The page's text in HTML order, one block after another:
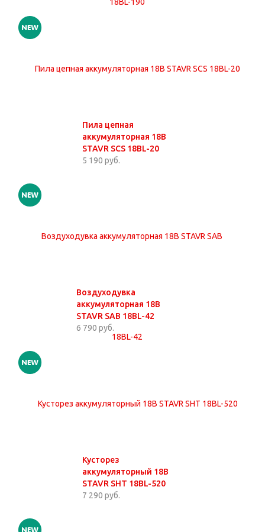
Пила цепная
аккумуляторная 18В
STAVR SCS 18BL-20
5 190 руб.
Воздуходувка
аккумуляторная 18В
STAVR SAB 18BL-42
6 790 руб.
Кусторез
аккумуляторный 18В
STAVR SHT 18BL-520
7 290 руб.